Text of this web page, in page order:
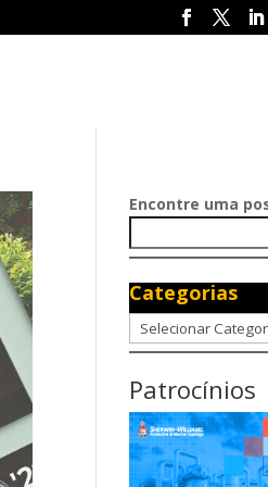
Encontre uma
Categorias
Categorias
Patrocínios